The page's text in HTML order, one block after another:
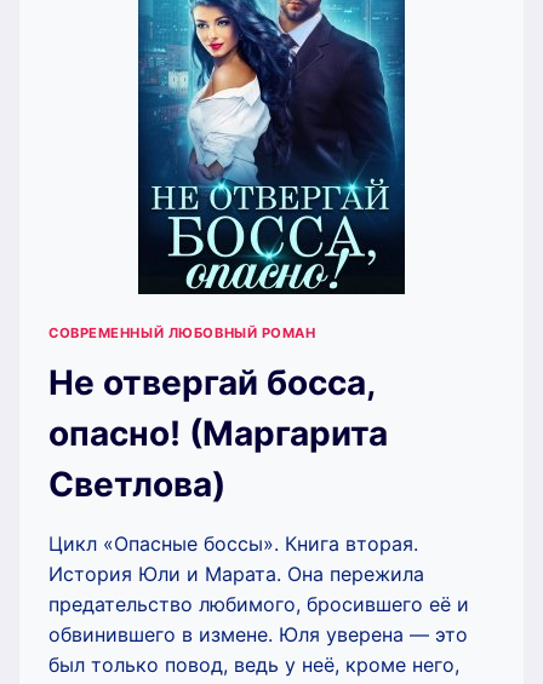
СОВРЕМЕННЫЙ ЛЮБОВНЫЙ РОМАН
Не отвергай босса,
опасно! (Маргарита
Светлова)
Цикл «Опасные боссы». Книга вторая.
История Юли и Марата. Она пережила
предательство любимого, бросившего её и
обвинившего в измене. Юля уверена — это
был только повод, ведь у неё, кроме него,